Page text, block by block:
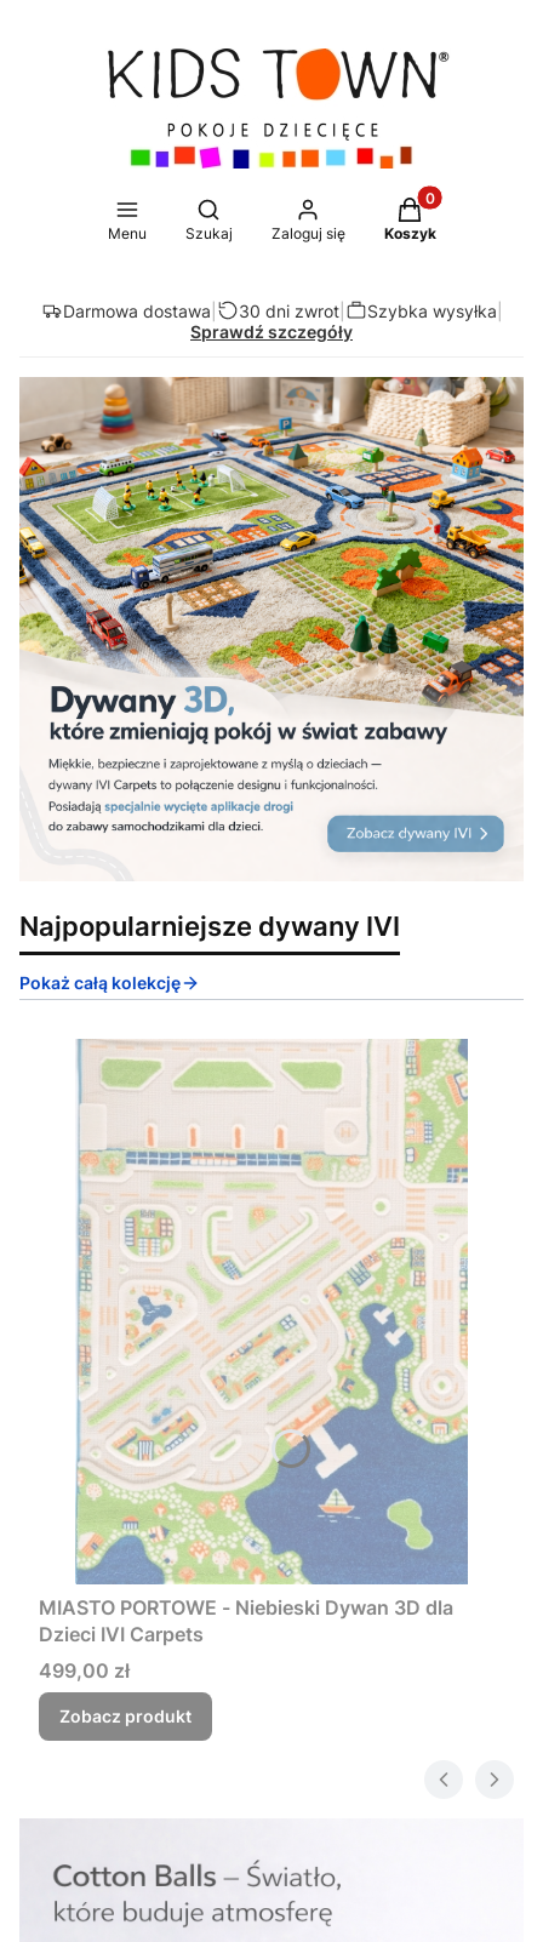
Menu
Otwórz wyszukiwarkę
Szukaj Zaloguj się
Produkty w
Koszyk
Darmowa dostawa 30 dni zwrot| Szybka wysyłka
Sprawdź szczegóły
Najpopularniejsze dywany IVI
Pokaż całą kolekcję
MIASTO PORTOWE - Niebieski Dywan 3D dla
Dzieci IVI Carpets
Cena
499,00 zł
Zobacz produkt